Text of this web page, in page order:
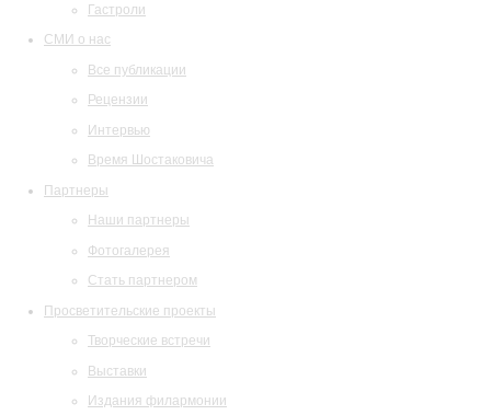
Гастроли
СМИ о нас
Все публикации
Рецензии
Интервью
Время Шостаковича
Партнеры
Наши партнеры
Фотогалерея
Стать партнером
Просветительские проекты
Творческие встречи
Выставки
Издания филармонии